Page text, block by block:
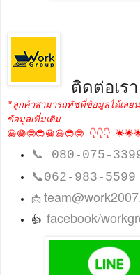
ติดต่อเร
*ลูกค้าสามารถทัชที่ข้อมูลได้เลย
ข้อมูลเพิ่มเติม
😀😁🤓😎😀😃😎🤓 👇👇👇
📞 080-075-
📞062-983-5599
📩
👍 facebook/